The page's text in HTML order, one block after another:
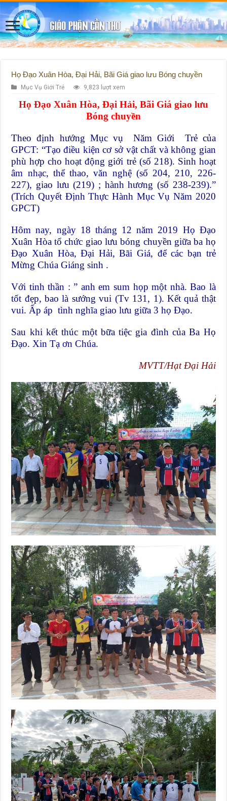
Họ Đạo Xuân Hòa, Đại Hải, Bãi Giá giao lưu Bóng chuyền
Mục Vụ Giới Trẻ 9,823 lượt xem
Họ Đạo Xuân Hòa, Đại Hải, Bãi Giá giao lưu
Bóng chuyền
Theo định hướng Mục vụ Năm Giới Trẻ của
GPCT: “Tạo điều kiện cơ sở vật chất và không gian
phù hợp cho hoạt động giới trẻ (số 218). Sinh hoạt
âm nhạc, thể thao, văn nghệ (số 204, 210, 226-
227), giao lưu (219) ; hành hương (số 238-239).”
(Trích Quyết Định Thực Hành Mục Vụ Năm 2020
GPCT)
Hôm nay, ngày 18 tháng 12 năm 2019 Họ Đạo
Xuân Hòa tổ chức giao lưu bóng chuyền giữa ba họ
Đạo Xuân Hòa, Đại Hải, Bãi Giá, để các bạn trẻ
Mừng Chúa Giáng sinh .
Với tinh thần : ” anh em sum họp một nhà. Bao là
tốt đẹp, bao là sướng vui (Tv 131, 1). Kết quả thật
vui. Ấp áp tình nghĩa giao lưu giữa 3 họ Đạo.
Sau khi kết thúc một bữa tiệc gia đình của Ba Họ
Đạo. Xin Tạ ơn Chúa.
MVTT/Hạt Đại Hải